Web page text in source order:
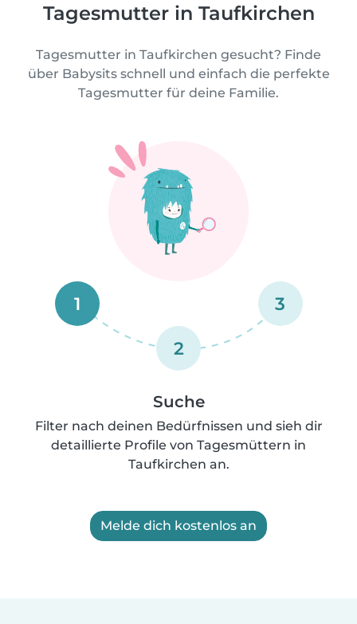
Tagesmutter in Taufkirchen
Tagesmutter in Taufkirchen gesucht? Finde
über Babysits schnell und einfach die perfekte
Tagesmutter für deine Familie.
1
2
3
Suche
Filter nach deinen Bedürfnissen und sieh dir
detaillierte Profile von Tagesmüttern in
Taufkirchen an.
Melde dich kostenlos an